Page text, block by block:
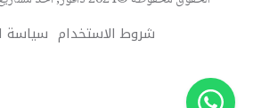
شروط الاستخدام سياسة